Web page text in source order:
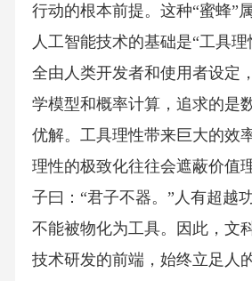
行动的根本前提。这种“蜜蜂”
人工智能技术的基础是“工具
全由人类开发者和使用者设定
学模型和概率计算，追求的是
优解。工具理性带来巨大的效
理性的极致化往往会遮蔽价值
子曰：“君子不器。”人有超越
不能被物化为工具。因此，文
技术研发的前端，始终立足人